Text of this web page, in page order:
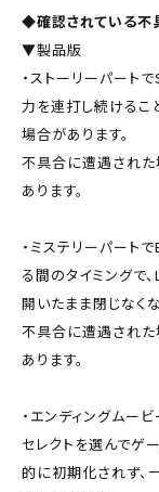
◆確認されている不
▼製品版
・ストーリーパート
力を連打し続けるこ
場合があります。
不具合に遭遇された
あります。
・ミステリーパート
る間のタイミングで
開いたまま閉じなく
不具合に遭遇された
あります。
・エンディングムー
セレクトを選んでゲ
的に初期化されず、